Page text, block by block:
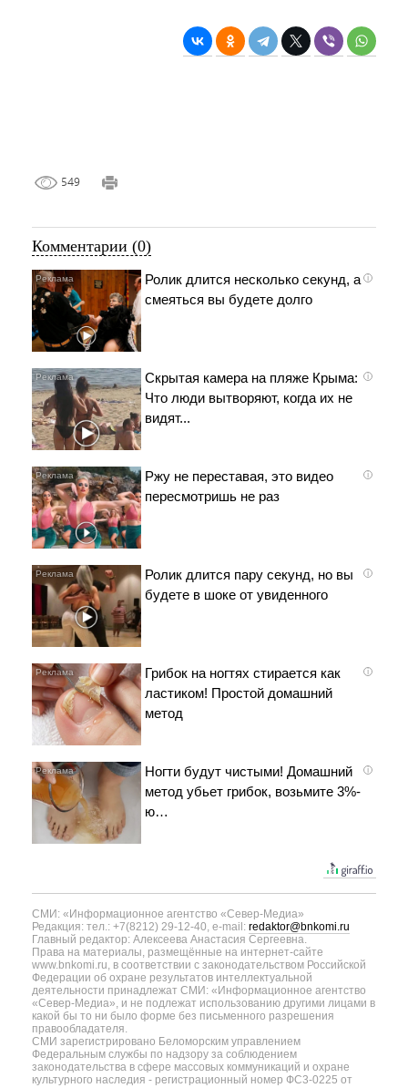
549
Комментарии (0)
i
Ролик длится несколько секунд, а
смеяться вы будете долго
i
Скрытая камера на пляже Крыма:
Что люди вытворяют, когда их не
видят...
i
Ржу не переставая, это видео
пересмотришь не раз
i
Ролик длится пару секунд, но вы
будете в шоке от увиденного
i
Грибок на ногтях стирается как
ластиком! Простой домашний
метод
i
Ногти будут чистыми! Домашний
метод убьет грибок, возьмите 3%-
ю…
СМИ: «Информационное агентство «Север-Медиа»
Редакция: тел.: +7(8212) 29-12-40, e-mail: redaktor@bnkomi.ru
Главный редактор: Алексеева Анастасия Сергеевна.
Права на материалы, размещённые на интернет-сайте
www.bnkomi.ru, в соответствии с законодательством Российской
Федерации об охране результатов интеллектуальной
деятельности принадлежат СМИ: «Информационное агентство
«Север-Медиа», и не подлежат использованию другими лицами в
какой бы то ни было форме без письменного разрешения
правообладателя.
СМИ зарегистрировано Беломорским управлением
Федеральным службы по надзору за соблюдением
законодательства в сфере массовых коммуникаций и охране
культурного наследия - регистрационный номер ФС3-0225 от